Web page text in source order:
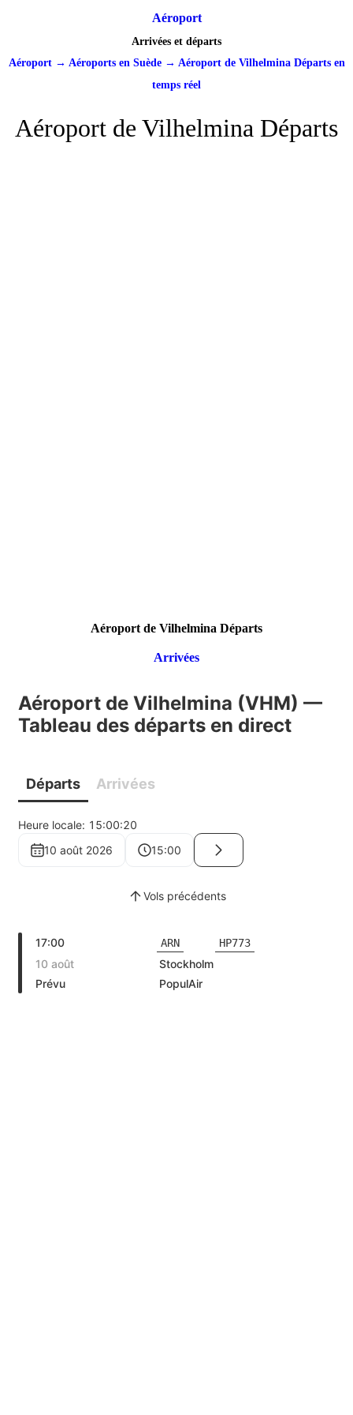
Aéroport
Arrivées et départs
Aéroport→ Aéroports en Suède→ Aéroport de Vilhelmina Départs en
temps réel
Aéroport de Vilhelmina Départs
Aéroport de Vilhelmina Départs
Arrivées